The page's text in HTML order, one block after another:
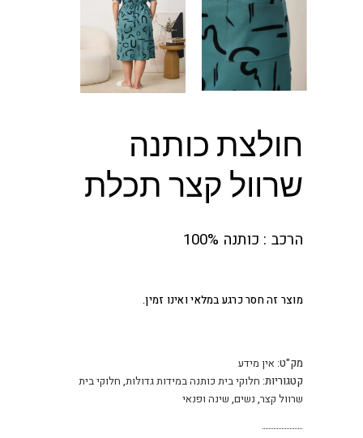
חולצת כותנה
שרוול קצר תכלת
הרכב : כותנה 100%
מוצר זה חסר כרגע במלאי ואינו זמין.
מק"ט: אין מידע
קטגוריות: חלוקי בית כותנה במידות גדולות, חלוקי בית
שרוול קצר, נשים, שינה ופנאי